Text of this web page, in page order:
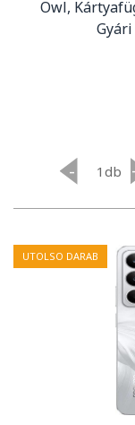
Owl,
- db
UTOLSO DARAB